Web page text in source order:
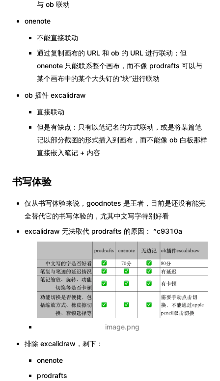
与 ob 联动
onenote
不能直接联动
通过复制画布的 URL 和 ob 的 URL 进行联动；但
onenote 只能联系整个画布，而不像 prodrafts 可以与
某个画布中的某个大头钉的“块”进行联动
ob 插件 excalidraw
直接联动
但是有缺点：只有以笔记名的方式联动，或是将某篇笔
记以部分截图的形式插入到画布，而不能像 ob 白板那样
直接嵌入笔记 + 内容
书写体验
仅从书写体验来说，goodnotes 是王者，目前是还没有能完
全替代它的书写体验的，尤其中文写字特别好看
excalidraw 无法取代 prodrafts 的原因： ^c9310a
image.png
排除 excalidraw，剩下：
onenote
prodrafts